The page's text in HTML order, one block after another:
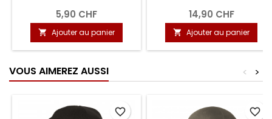
5,90 CHF
 Ajouter au panier
14,90 CHF
 Ajouter au panier
VOUS AIMEREZ AUSSI >
<
favorite_border favorite_border